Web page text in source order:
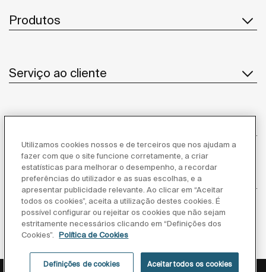
Produtos
Serviço ao cliente
Inspiração
Siga-nos
Utilizamos cookies nossos e de terceiros que nos ajudam a
fazer com que o site funcione corretamente, a criar
estatísticas para melhorar o desempenho, a recordar
preferências do utilizador e as suas escolhas, e a
apresentar publicidade relevante. Ao clicar em “Aceitar
todos os cookies”, aceita a utilização destes cookies. É
possível configurar ou rejeitar os cookies que não sejam
estritamente necessários clicando em “Definições dos
Cookies”.
Política de Cookies
Definições de cookies Aceitar todos os cookies